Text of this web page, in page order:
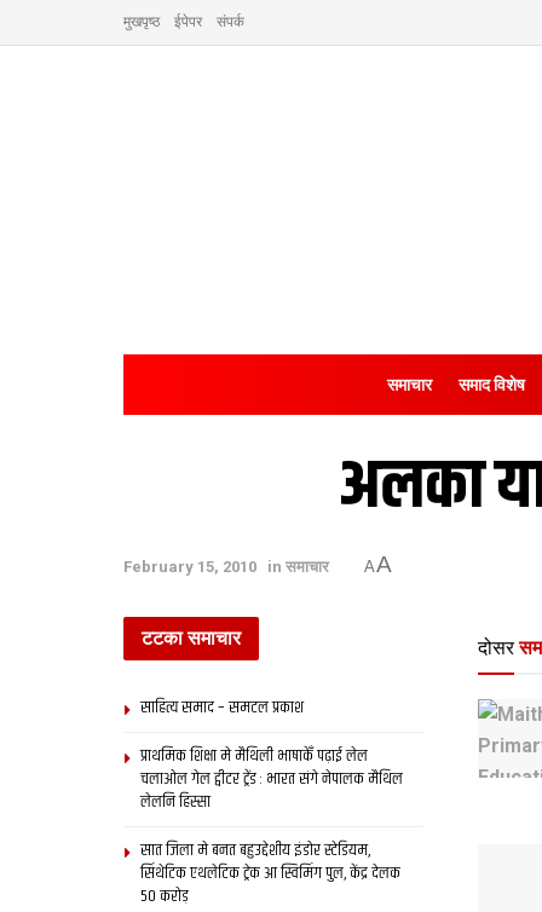
मुखपृष्ठ ईपेपर संपर्क
समाचार समाद विशेष
अलका
February 15, 2010 in समाचार AA
दोसर
टटका समाचार
साहित्य समाद – समटल प्रकाश
प्राथमिक शि‍क्षा मे मैथि‍ली भाषाकेँ पढ़ाई लेल
चलाओल गेल ट्वीटर ट्रेंड : भारत संगे नेपालक मैथिल
लेलनि हिस्सा
सात जिला मे बनत बहुउद्देशीय इंडोर स्‍टेडि‍यम,
सिंथेटिक एथलेटिक ट्रेक आ स्विमिंग पुल, केंद्र देलक
50 करोड़